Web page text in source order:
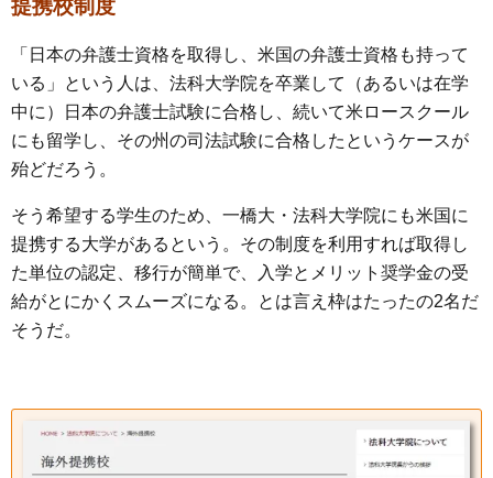
提携校制度
「日本の弁護士資格を取得し、米国の弁護士資格も持って
いる」という人は、法科大学院を卒業して（あるいは在学
中に）日本の弁護士試験に合格し、続いて米ロースクール
にも留学し、その州の司法試験に合格したというケースが
殆どだろう。
そう希望する学生のため、一橋大・法科大学院にも米国に
提携する大学があるという。その制度を利用すれば取得し
た単位の認定、移行が簡単で、入学とメリット奨学金の受
給がとにかくスムーズになる。とは言え枠はたったの2名だ
そうだ。